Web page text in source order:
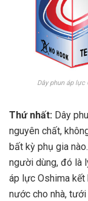
Dây phun áp
Thứ nhất: Dây
nguyên chất,
bất kỳ phụ gia
người dùng, đó là
áp lực Oshima
nước cho nhà, tưới